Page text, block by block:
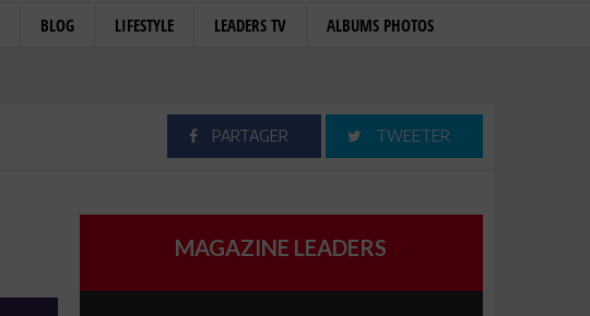
BLOG LIFESTYLE LEADERS TV ALBUMS PHOTOS
PARTAGER TWEETER
MAGAZINE LEADERS